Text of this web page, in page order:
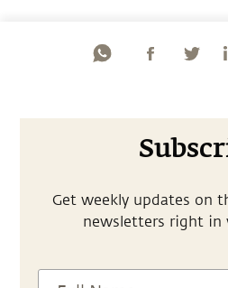
Get weekly updates on
newsletters right in